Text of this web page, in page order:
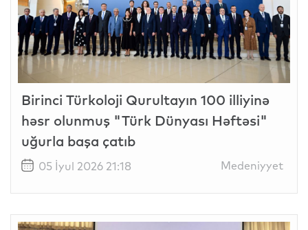
Birinci Türkoloji Qurultayın 100 illiyinə
həsr olunmuş "Türk Dünyası Həftəsi"
uğurla başa çatıb
05 İyul 2026 21:18 Medeniyyet